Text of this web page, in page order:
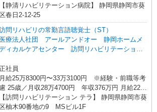
8,200円+業績給1.5万円+退職前払金1万1500円+住
宅手当3万円 30歳・リーダー（5〜6名のセラピス
を束ねる役職）／月収34万6460円 年収456万
月給27万7560円+業績給1.5万円+退職前払金1
3900円+役職手当2万円+住宅手当2万円 35歳・
コーディネーター（20名程のセラピストを束ねる
円+業績給1.5万円+退職前払金1万6100円+役
職手当5万円+住宅手当1万円
【静清リハビリテーション病院】 静岡県静岡市葵
区春日2-12-25
問リハビリの常勤言語聴覚士（ST）
医療法人社団 アールアンドオー 静岡ホームメ
ィカルケアセンター 訪問リハビリテーショ
社員
月給25万8300円〜33万3100円 ※経験・前職等考
慮 25歳／月収28万4700円 年収376万円 月給22万
8,200円+業績給1.5万円+退職前払金1万1500円+住
宅手当3万円 30歳・リーダー（5〜6名のセラピス
【訪問リハビリテーション テラ】 静岡県静岡市葵
区柚木90番地の9 MSビル1F